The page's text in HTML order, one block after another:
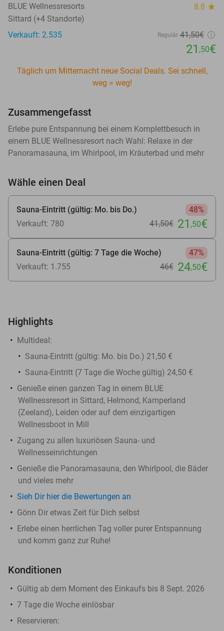
BLUE Wellnessresorts 8.8 star
Sittard (+4 Standorte)
Verkauft: 2.535
Regulär 41,50€
21 ,50€
Täglich um Mitternacht neue Social Deals. Sei schnell,
weg = weg!
Zusammengefasst
Erlebe pure Entspannung bei einem Komplettbesuch in
einem BLUE Wellnessresort nach Wahl: Relaxe in der
Panoramasauna, im Whirlpool, im Kräuterbad und mehr
Wähle einen Deal
Sauna-Eintritt (gültig: Mo. bis Do.)
48%
Verkauft: 780
41,50€ 21 ,50€
Sauna-Eintritt (gültig: 7 Tage die Woche)
47%
Verkauft: 1.755
46€ 24,50€
Highlights
Multideal:
Sauna-Eintritt (gültig: Mo. bis Do.) 21,50 €
Sauna-Eintritt (7 Tage die Woche gültig) 24,50 €
Genieße einen ganzen Tag in einem BLUE
Wellnessresort in Sittard, Helmond, Kamperland
(Zeeland), Leiden oder auf dem einzigartigen
Wellnessboot in Mill
Zugang zu allen luxuriösen Sauna- und
Wellnesseinrichtungen
Genieße die Panoramasauna, den Whirlpool, die Bäder
und vieles mehr
Sieh Dir hier die Bewertungen an
Gönn Dir etwas Zeit für Dich selbst
Erlebe einen herrlichen Tag voller purer Entspannung
und komm ganz zur Ruhe!
Konditionen
Gültig ab dem Moment des Einkaufs bis 8 Sept. 2026
7 Tage die Woche einlösbar
Reservieren: